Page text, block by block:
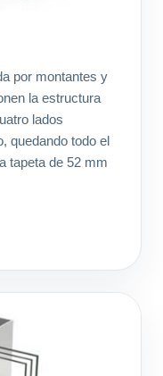
por montantes y
la estructura
lados
quedando todo el
tapeta de 52 mm